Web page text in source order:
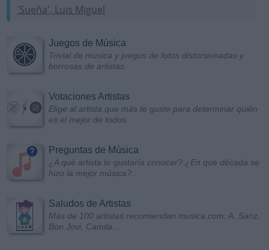
'Sueña', Luis Miguel
Juegos de Música
Trivial de música y juegos de fotos distorsionadas y
borrosas de artistas
Votaciones Artistas
Elige al artista que más te guste para determinar quién
es el mejor de todos
Preguntas de Música
¿A qué artista te gustaría conocer? ¿En qué década se
hizo la mejor música?...
Saludos de Artistas
Más de 100 artistas recomiendan musica.com: A. Sanz,
Bon Jovi, Camila...